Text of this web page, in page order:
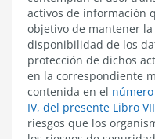
activos de información
objetivo de mantener
disponibilidad de los
protección de dichos
en la correspondiente
contenida en el
IV, del presente Libro VII
riesgos que los